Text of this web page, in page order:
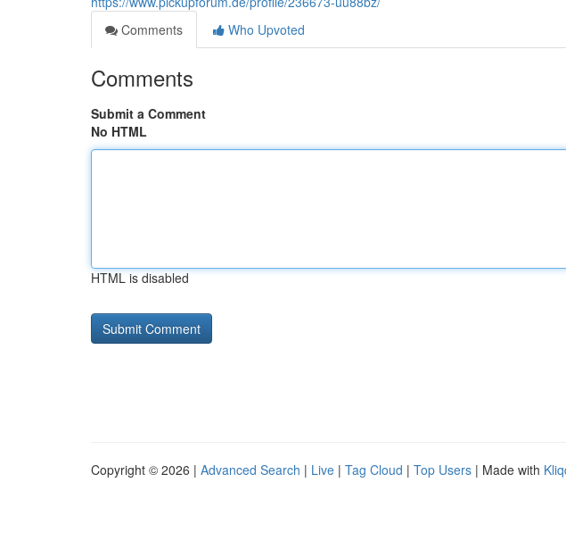
Comments
Who Upvoted
Comments
Submit a Comment
No HTML
HTML is disabled
Copyright © 2026 | Advanced Search | Live | Tag Cloud | Top Users | Made with